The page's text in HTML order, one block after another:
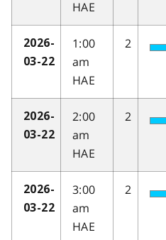
HAE
2026-
03-22
1:00
am
HAE
2
2026-
03-22
2:00
am
HAE
2
2026-
03-22
3:00
am
HAE
2